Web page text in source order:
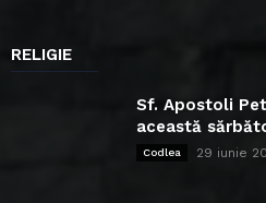
RELIGIE
Sf. Apostoli
această
Codlea 29 iunie